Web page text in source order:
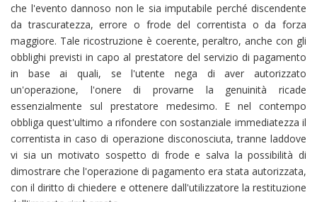
che l'evento dannoso non le sia imputabile perché discendente
da trascuratezza, errore o frode del correntista o da forza
maggiore. Tale ricostruzione è coerente, peraltro, anche con gli
obblighi previsti in capo al prestatore del servizio di pagamento
in base ai quali, se l'utente nega di aver autorizzato
un'operazione, l'onere di provarne la genuinità ricade
essenzialmente sul prestatore medesimo. E nel contempo
obbliga quest'ultimo a rifondere con sostanziale immediatezza il
correntista in caso di operazione disconosciuta, tranne laddove
vi sia un motivato sospetto di frode e salva la possibilità di
dimostrare che l'operazione di pagamento era stata autorizzata,
con il diritto di chiedere e ottenere dall'utilizzatore la restituzione